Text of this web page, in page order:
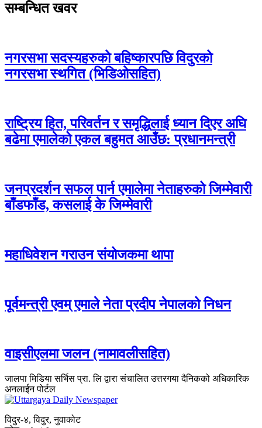
सम्बन्धित खवर
नगरसभा सदस्यहरुको बहिष्कारपछि विदुरको
नगरसभा स्थगित (भिडिओसहित)
राष्ट्रिय हित, परिवर्तन र समृद्धिलाई ध्यान दिएर अघि
बढेमा एमालेको एकल बहुमत आउँछ: प्रधानमन्त्री
जनप्रदर्शन सफल पार्न एमालेमा नेताहरुको जिम्मेवारी
बाँडफाँड, कसलाई के जिम्मेवारी
महाधिवेशन गराउन संयोजकमा थापा
पूर्वमन्त्री एवम् एमाले नेता प्रदीप नेपालको निधन
वाइसीएलमा जलन (नामावलीसहित)
जालपा मिडिया सर्भिस प्रा. लि द्वारा संचालित उत्तरगया दैनिकको अधिकारिक
अनलाईन पोर्टल
विदुर-४, विदुर, नुवाकोट